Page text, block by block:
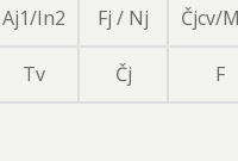
Aj1/In2 Fj / Nj Čjcv/
Tv Čj F